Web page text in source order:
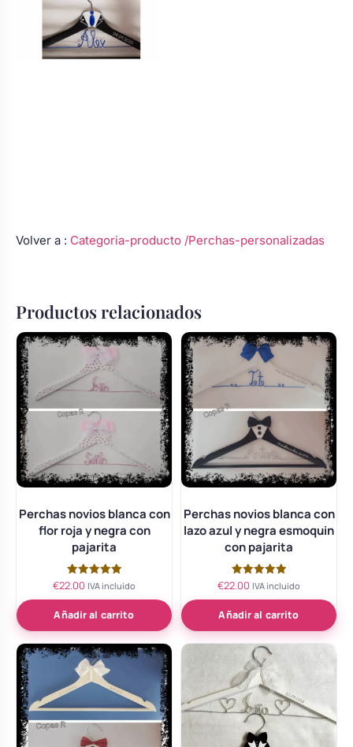
Volver a : Categoria-producto /Perchas-personalizadas
Productos relacionados
Perchas novios blanca con
flor roja y negra con
pajarita
Valorado
5.00
de 5
€22.00 IVA incluido
Añadir al carrito
Perchas novios blanca con
lazo azul y negra esmoquin
con pajarita
Valorado
5.00
de 5
€22.00 IVA incluido
Añadir al carrito